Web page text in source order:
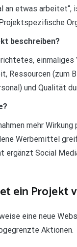
an etwas
beschreiben?
einmaliges
Ressourcen (zum
und Qualität
mehr
Werbemittel
ergänzt Social
ein Projekt
eine neue
Aktionen.